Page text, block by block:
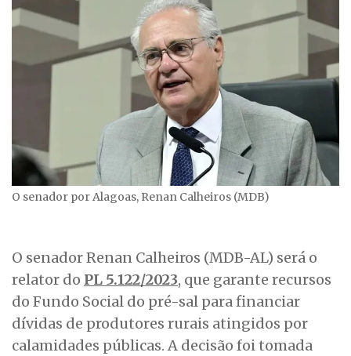
O senador por Alagoas, Renan Calheiros (MDB)
O senador Renan Calheiros (MDB-AL) será o
relator do PL 5.122/2023, que garante recursos
do Fundo Social do pré-sal para financiar
dívidas de produtores rurais atingidos por
calamidades públicas. A decisão foi tomada